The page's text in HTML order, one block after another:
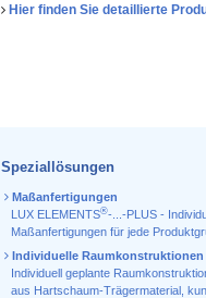
Hier finden Sie detaillierte
Speziallösungen
Maßanfertigungen
LUX ELEMENTS®-...-PLUS -
Maßanfertigungen für jede
Individuelle Raumkonstruktionen
Individuell geplante
aus Hartschaum-Trägermaterial,